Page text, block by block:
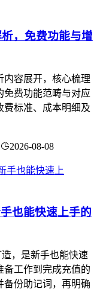
，免费功能与增
内容展开，核心梳理
免费功能范畴与对应
费标准、成本明细及
2026-08-08
也能快速上手的
造，是新手也能快速
备工作到完成充值的
备份助记词，再明确